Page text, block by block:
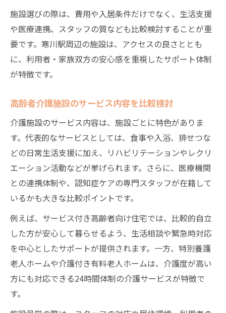
施設選びの際は、費用や入居条件だけでなく、生活支援
や医療連携、スタッフの質なども比較検討することが重
要です。寒川駅周辺の施設は、アクセスの良さととも
に、利用者・家族双方の安心感を重視したサポート体制
が特徴です。
高齢者介護施設のサービス内容を比較検討
介護施設のサービス内容は、施設ごとに特色がありま
す。代表的なサービスとしては、食事や入浴、排せつな
どの日常生活支援に加え、リハビリテーションやレクリ
エーション活動などが挙げられます。さらに、医療機関
との連携体制や、認知症ケアの専門スタッフが在籍して
いるかも大きな比較ポイントです。
例えば、サービス付き高齢者向け住宅では、比較的自立
した方が安心して暮らせるよう、生活相談や緊急時対応
を中心としたサポートが提供されます。一方、特別養護
老人ホームや介護付き有料老人ホームは、介護度が高い
方にも対応できる24時間体制の介護サービスが特徴で
す。